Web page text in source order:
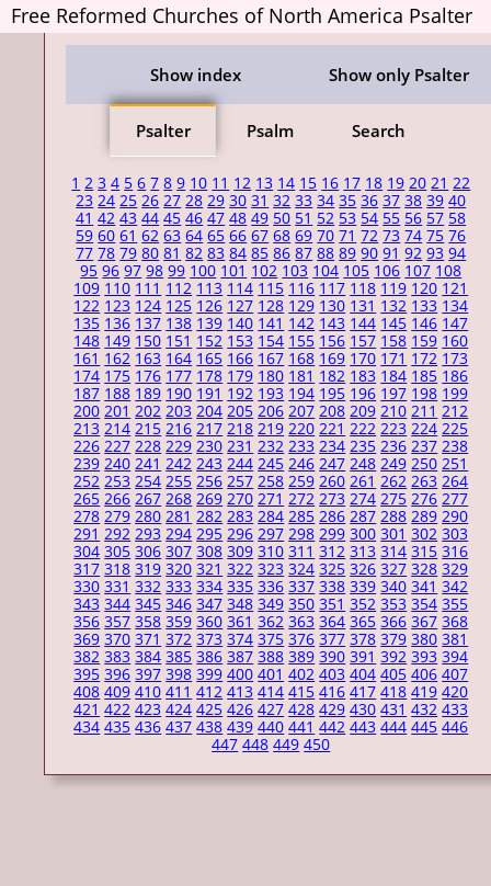
Free Reformed Churches of North America Psalter
Show index Show only Psalter
Psalter Psalm Search
1 2 3 4 5 6 7 8 9 10 11 12 13 14 15 16 17 18 19 20 21 22
23 24 25 26 27 28 29 30 31 32 33 34 35 36 37 38 39 40
41 42 43 44 45 46 47 48 49 50 51 52 53 54 55 56 57 58
59 60 61 62 63 64 65 66 67 68 69 70 71 72 73 74 75 76
77 78 79 80 81 82 83 84 85 86 87 88 89 90 91 92 93 94
95 96 97 98 99 100 101 102 103 104 105 106 107 108
109 110 111 112 113 114 115 116 117 118 119 120 121
122 123 124 125 126 127 128 129 130 131 132 133 134
135 136 137 138 139 140 141 142 143 144 145 146 147
148 149 150 151 152 153 154 155 156 157 158 159 160
161 162 163 164 165 166 167 168 169 170 171 172 173
174 175 176 177 178 179 180 181 182 183 184 185 186
187 188 189 190 191 192 193 194 195 196 197 198 199
200 201 202 203 204 205 206 207 208 209 210 211 212
213 214 215 216 217 218 219 220 221 222 223 224 225
226 227 228 229 230 231 232 233 234 235 236 237 238
239 240 241 242 243 244 245 246 247 248 249 250 251
252 253 254 255 256 257 258 259 260 261 262 263 264
265 266 267 268 269 270 271 272 273 274 275 276 277
278 279 280 281 282 283 284 285 286 287 288 289 290
291 292 293 294 295 296 297 298 299 300 301 302 303
304 305 306 307 308 309 310 311 312 313 314 315 316
317 318 319 320 321 322 323 324 325 326 327 328 329
330 331 332 333 334 335 336 337 338 339 340 341 342
343 344 345 346 347 348 349 350 351 352 353 354 355
356 357 358 359 360 361 362 363 364 365 366 367 368
369 370 371 372 373 374 375 376 377 378 379 380 381
382 383 384 385 386 387 388 389 390 391 392 393 394
395 396 397 398 399 400 401 402 403 404 405 406 407
408 409 410 411 412 413 414 415 416 417 418 419 420
421 422 423 424 425 426 427 428 429 430 431 432 433
434 435 436 437 438 439 440 441 442 443 444 445 446
447 448 449 450